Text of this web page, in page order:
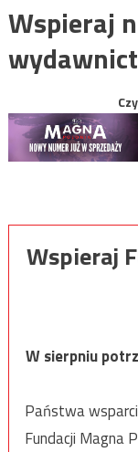
Wspieraj
Wspieraj
W sierpniu
Państwa
Fundacji Magna